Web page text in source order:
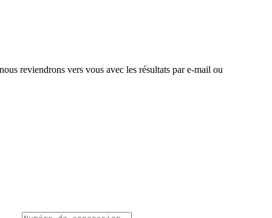
reviendrons vers vous avec les résultats par e-mail ou